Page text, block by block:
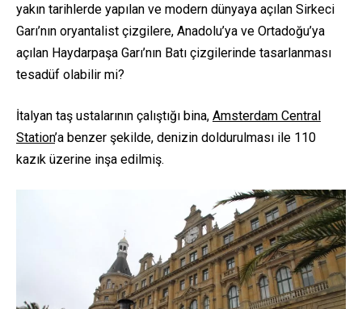
yakın tarihlerde yapılan ve modern dünyaya açılan Sirkeci
Garı’nın oryantalist çizgilere, Anadolu’ya ve Ortadoğu’ya
açılan Haydarpaşa Garı’nın Batı çizgilerinde tasarlanması
tesadüf olabilir mi?
İtalyan taş ustalarının çalıştığı bina, Amsterdam Central
Station’a benzer şekilde, denizin doldurulması ile 110
kazık üzerine inşa edilmiş.